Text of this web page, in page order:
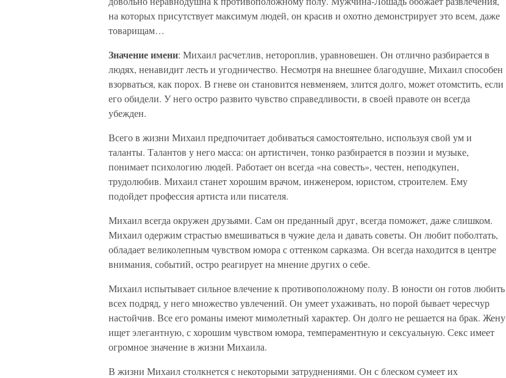
на которых присутствует максимум людей, он красив и охотно демонстрирует это всем, даже
товарищам…
Значение имени: Михаил расчетлив, нетороплив, уравновешен. Он отлично разбирается в
людях, ненавидит лесть и угодничество. Несмотря на внешнее благодушие, Михаил способен
взорваться, как порох. В гневе он становится невменяем, злится долго, может отомстить, если
его обидели. У него остро развито чувство справедливости, в своей правоте он всегда
убежден.
Всего в жизни Михаил предпочитает добиваться самостоятельно, используя свой ум и
таланты. Талантов у него масса: он артистичен, тонко разбирается в поэзии и музыке,
понимает психологию людей. Работает он всегда «на совесть», честен, неподкупен,
трудолюбив. Михаил станет хорошим врачом, инженером, юристом, строителем. Ему
подойдет профессия артиста или писателя.
Михаил всегда окружен друзьями. Сам он преданный друг, всегда поможет, даже слишком.
Михаил одержим страстью вмешиваться в чужие дела и давать советы. Он любит поболтать,
обладает великолепным чувством юмора с оттенком сарказма. Он всегда находится в центре
внимания, событий, остро реагирует на мнение других о себе.
Михаил испытывает сильное влечение к противоположному полу. В юности он готов любить
всех подряд, у него множество увлечений. Он умеет ухаживать, но порой бывает чересчур
настойчив. Все его романы имеют мимолетный характер. Он долго не решается на брак. Жену
ищет элегантную, с хорошим чувством юмора, темпераментную и сексуальную. Секс имеет
огромное значение в жизни Михаила.
В жизни Михаил столкнется с некоторыми затруднениями. Он с блеском сумеет их